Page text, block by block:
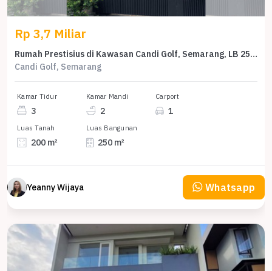
Rp 3,7 Miliar
Rumah Prestisius di Kawasan Candi Golf, Semarang, LB 250m², Harga 3,7 Miliar
Candi Golf, Semarang
Kamar Tidur
3
Kamar Mandi
2
Carport
1
Luas Tanah
200 m²
Luas Bangunan
250 m²
Yeanny Wijaya Whatsapp